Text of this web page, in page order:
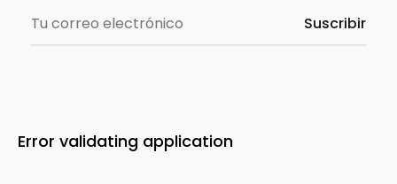
Error validating application